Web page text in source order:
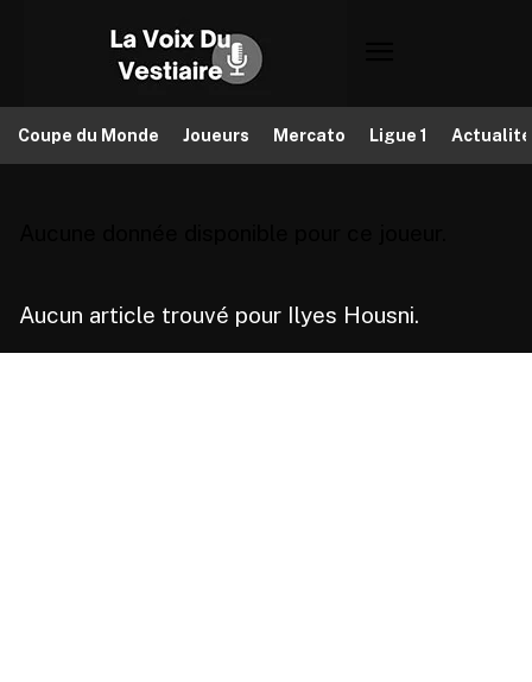
Coupe du Monde Joueurs Mercato Ligue 1
Aucun article trouvé pour Ilyes Housni.